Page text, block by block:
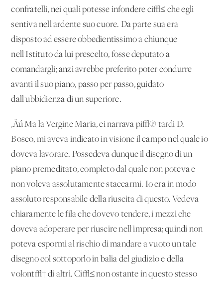
confratelli, nei quali potesse infondere ci√≤ che egli
sentiva nell'ardente suo cuore. Da parte sua era
disposto ad essere obbedientissimo a chiunque
nell'Istituto da lui prescelto, fosse deputato a
comandargli; anzi avrebbe preferito poter condurre
avanti il suo piano, passo per passo, guidato
dall'ubbidienza di un superiore.
‚Äú Ma la Vergine Maria, ci narrava pi√π tardi D.
Bosco, mi aveva indicato in visione il campo nel quale io
doveva lavorare. Possedeva dunque il disegno di un
piano premeditato, completo dal quale non poteva e
non voleva assolutamente staccarmi. Io era in modo
assoluto responsabile della riuscita di questo. Vedeva
chiaramente le fila che dovevo tendere, i mezzi che
doveva adoperare per riuscire nell'impresa; quindi non
poteva espormi al rischio di mandare a vuoto un tale
disegno col sottoporlo in balia del giudizio e della
volont√† di altri. Ci√≤ non ostante in questo stesso